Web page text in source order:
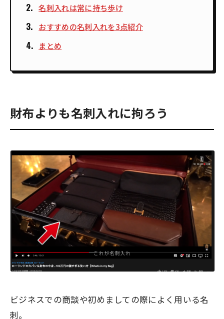
名刺入れは常に持ち歩け
おすすめの名刺入れを3点紹介
まとめ
財布よりも名刺入れに拘ろう
ビジネスでの商談や初めましての際によく用いる名
刺。